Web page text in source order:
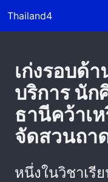
Thailand4
เก่งรอบด้
บริการ นั
ธานีคว้าเ
จัดสวนถา
หนึ่งในวิชาเรี